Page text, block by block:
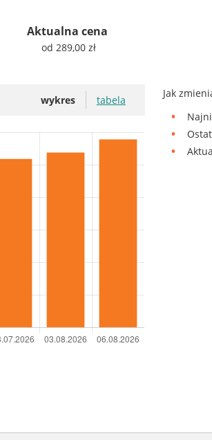
Aktualna cena
od 289,00 zł
wykres tabela
Jak